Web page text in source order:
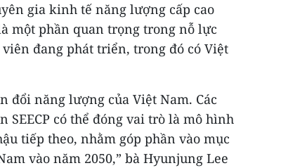
gia kinh tế năng lượng cấp cao
một phần quan trọng trong nỗ lực
đang phát triển, trong đó có Việt
đổi năng lượng của Việt Nam. Các
SEECP có thể đóng vai trò là mô hình
tiếp theo, nhằm góp phần vào mục
vào năm 2050,” bà Hyunjung Lee